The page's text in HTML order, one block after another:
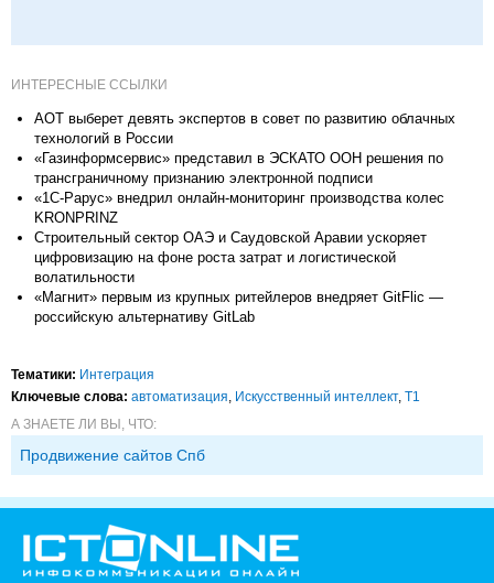
ИНТЕРЕСНЫЕ ССЫЛКИ
АОТ выберет девять экспертов в совет по развитию облачных
технологий в России
«Газинформсервис» представил в ЭСКАТО ООН решения по
трансграничному признанию электронной подписи
«1С-Рарус» внедрил онлайн-мониторинг производства колес
KRONPRINZ
Строительный сектор ОАЭ и Саудовской Аравии ускоряет
цифровизацию на фоне роста затрат и логистической
волатильности
«Магнит» первым из крупных ритейлеров внедряет GitFlic —
российскую альтернативу GitLab
Тематики: Интеграция
Ключевые слова: автоматизация, Искусственный интеллект, Т1
А ЗНАЕТЕ ЛИ ВЫ, ЧТО:
Продвижение сайтов Спб